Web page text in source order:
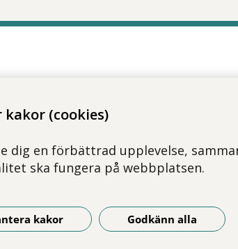
(cookies)
dig en förbättrad upplevelse,
ska fungera på webbplatsen.
kakor Godkänn alla